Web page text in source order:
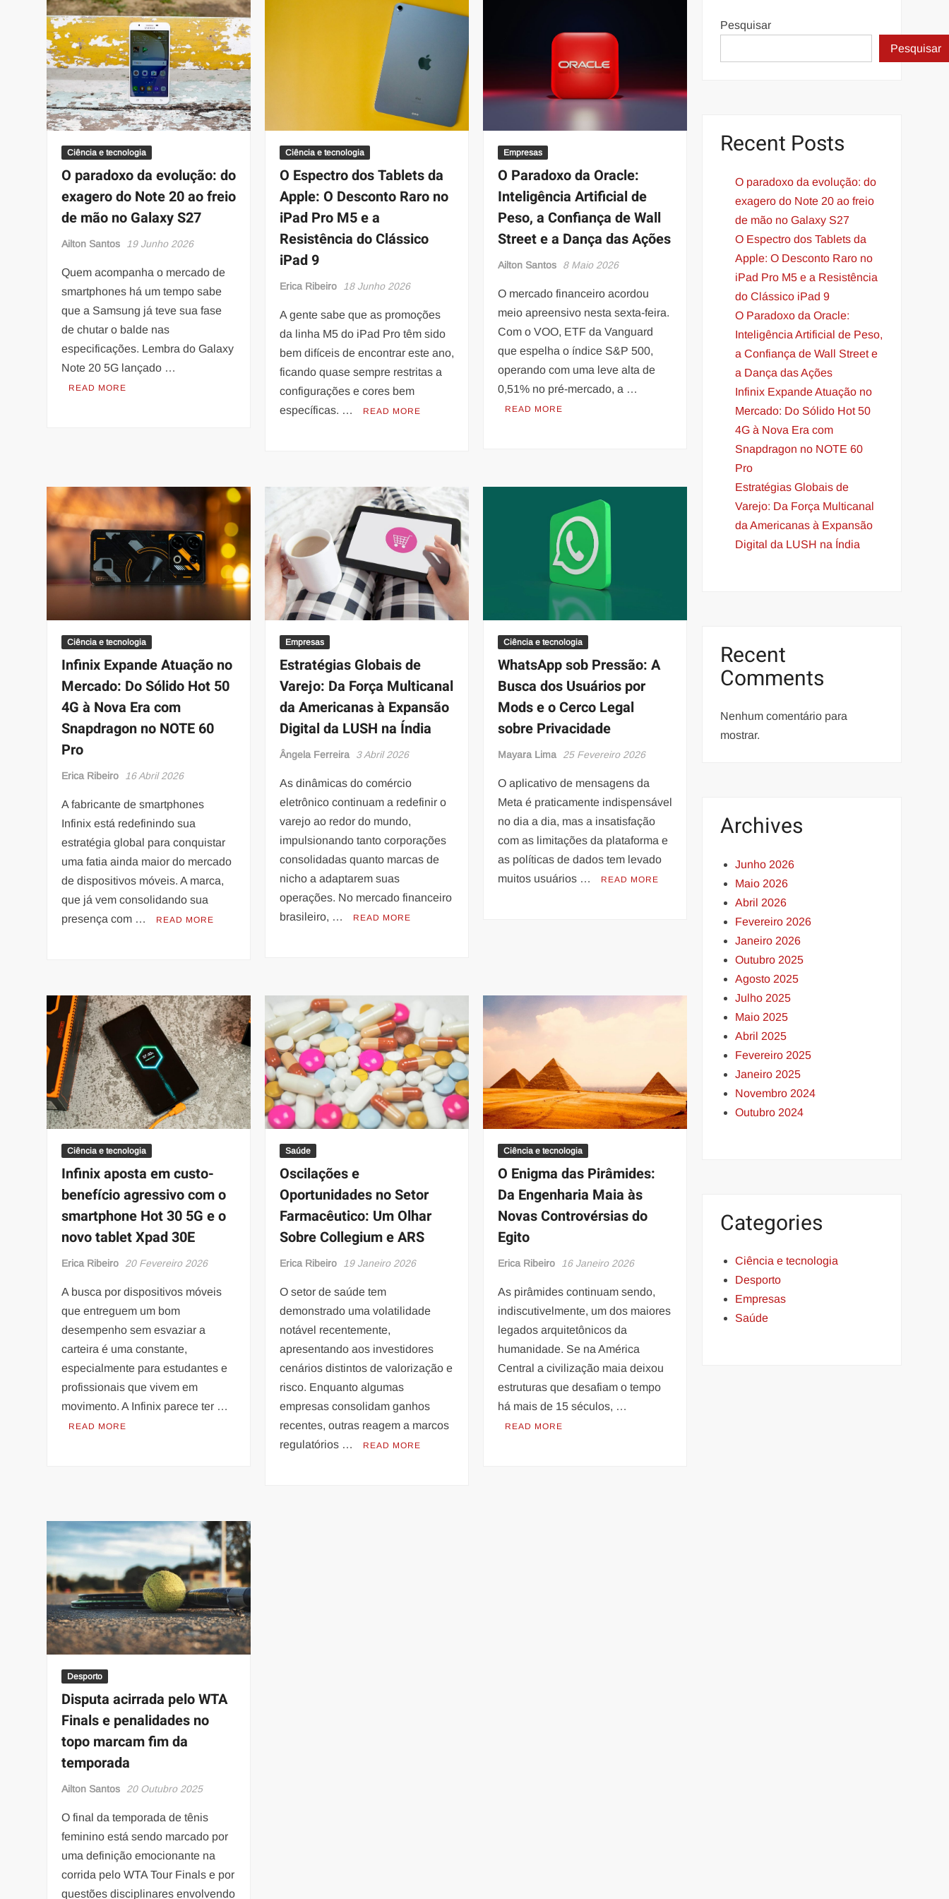
Ciência e tecnologia
O paradoxo da evolução: do
exagero do Note 20 ao freio
de mão no Galaxy S27
Ailton Santos 19 Junho 2026
Quem acompanha o mercado de
smartphones há um tempo sabe
que a Samsung já teve sua fase
de chutar o balde nas
especificações. Lembra do Galaxy
Note 20 5G lançado …
READ MORE
Ciência e tecnologia
O Espectro dos Tablets da
Apple: O Desconto Raro no
iPad Pro M5 e a
Resistência do Clássico
iPad 9
Erica Ribeiro 18 Junho 2026
A gente sabe que as promoções
da linha M5 do iPad Pro têm sido
bem difíceis de encontrar este ano,
ficando quase sempre restritas a
configurações e cores bem
específicas. …
READ MORE
Empresas
O Paradoxo da Oracle:
Inteligência Artificial de
Peso, a Confiança de Wall
Street e a Dança das Ações
Ailton Santos 8 Maio 2026
O mercado financeiro acordou
meio apreensivo nesta sexta-feira.
Com o VOO, ETF da Vanguard
que espelha o índice S&P 500,
operando com uma leve alta de
0,51% no pré-mercado, a …
READ MORE
Ciência e tecnologia
Infinix Expande Atuação no
Mercado: Do Sólido Hot 50
4G à Nova Era com
Snapdragon no NOTE 60
Pro
Erica Ribeiro 16 Abril 2026
A fabricante de smartphones
Infinix está redefinindo sua
estratégia global para conquistar
uma fatia ainda maior do mercado
de dispositivos móveis. A marca,
que já vem consolidando sua
presença com …
READ MORE
Empresas
Estratégias Globais de
Varejo: Da Força Multicanal
da Americanas à Expansão
Digital da LUSH na Índia
Ângela Ferreira 3 Abril 2026
As dinâmicas do comércio
eletrônico continuam a redefinir o
varejo ao redor do mundo,
impulsionando tanto corporações
consolidadas quanto marcas de
nicho a adaptarem suas
operações. No mercado financeiro
brasileiro, …
READ MORE
Ciência e tecnologia
WhatsApp sob Pressão: A
Busca dos Usuários por
Mods e o Cerco Legal
sobre Privacidade
Mayara Lima 25 Fevereiro 2026
O aplicativo de mensagens da
Meta é praticamente indispensável
no dia a dia, mas a insatisfação
com as limitações da plataforma e
as políticas de dados tem levado
muitos usuários …
READ MORE
Ciência e tecnologia
Infinix aposta em custo-
benefício agressivo com o
smartphone Hot 30 5G e o
novo tablet Xpad 30E
Erica Ribeiro 20 Fevereiro 2026
A busca por dispositivos móveis
que entreguem um bom
desempenho sem esvaziar a
carteira é uma constante,
especialmente para estudantes e
profissionais que vivem em
movimento. A Infinix parece ter …
READ MORE
Saúde
Oscilações e
Oportunidades no Setor
Farmacêutico: Um Olhar
Sobre Collegium e ARS
Erica Ribeiro 19 Janeiro 2026
O setor de saúde tem
demonstrado uma volatilidade
notável recentemente,
apresentando aos investidores
cenários distintos de valorização e
risco. Enquanto algumas
empresas consolidam ganhos
recentes, outras reagem a marcos
regulatórios …
READ MORE
Ciência e tecnologia
O Enigma das Pirâmides:
Da Engenharia Maia às
Novas Controvérsias do
Egito
Erica Ribeiro 16 Janeiro 2026
As pirâmides continuam sendo,
indiscutivelmente, um dos maiores
legados arquitetônicos da
humanidade. Se na América
Central a civilização maia deixou
estruturas que desafiam o tempo
há mais de 15 séculos, …
READ MORE
Desporto
Disputa acirrada pelo WTA
Finals e penalidades no
topo marcam fim da
temporada
Ailton Santos 20 Outubro 2025
O final da temporada de tênis
feminino está sendo marcado por
uma definição emocionante na
corrida pelo WTA Tour Finals e por
questões disciplinares envolvendo
Pesquisar
Pesquisar
Recent Posts
O paradoxo da evolução: do
exagero do Note 20 ao freio
de mão no Galaxy S27
O Espectro dos Tablets da
Apple: O Desconto Raro no
iPad Pro M5 e a Resistência
do Clássico iPad 9
O Paradoxo da Oracle:
Inteligência Artificial de Peso,
a Confiança de Wall Street e
a Dança das Ações
Infinix Expande Atuação no
Mercado: Do Sólido Hot 50
4G à Nova Era com
Snapdragon no NOTE 60
Pro
Estratégias Globais de
Varejo: Da Força Multicanal
da Americanas à Expansão
Digital da LUSH na Índia
Recent
Comments
Nenhum comentário para
mostrar.
Archives
Junho 2026
Maio 2026
Abril 2026
Fevereiro 2026
Janeiro 2026
Outubro 2025
Agosto 2025
Julho 2025
Maio 2025
Abril 2025
Fevereiro 2025
Janeiro 2025
Novembro 2024
Outubro 2024
Categories
Ciência e tecnologia
Desporto
Empresas
Saúde